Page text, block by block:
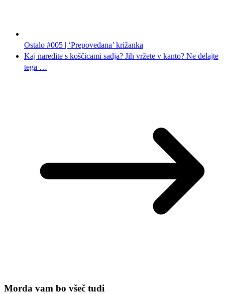
Ostalo #005 | ‘Prepovedana’ križanka
Kaj naredite s koščicami sadja? Jih vržete v kanto? Ne delajte
tega …
Morda vam bo všeč tudi